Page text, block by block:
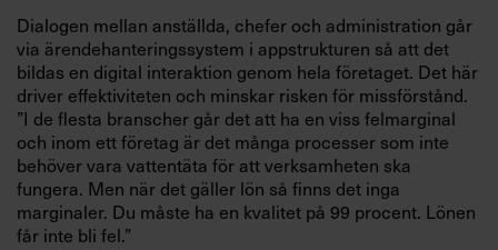
Dialogen mellan anställda, chefer och administration går
via ärendehanteringssystem i appstrukturen så att det
bildas en digital interaktion genom hela företaget. Det här
driver effektiviteten och minskar risken för missförstånd.
”I de flesta branscher går det att ha en viss felmarginal
och inom ett företag är det många processer som inte
behöver vara vattentäta för att verksamheten ska
fungera. Men när det gäller lön så finns det inga
marginaler. Du måste ha en kvalitet på 99 procent. Lönen
får inte bli fel.”